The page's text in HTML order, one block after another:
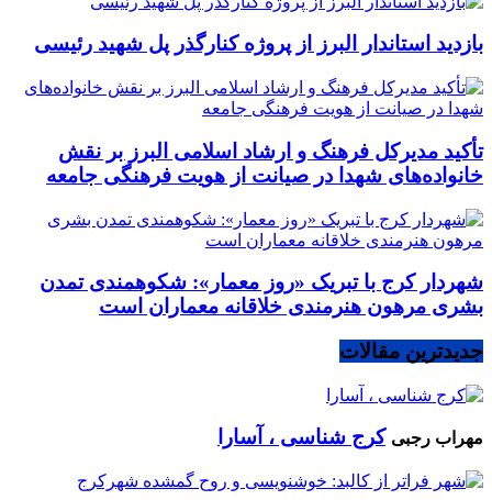
بازدید استاندار البرز از پروژه کنارگذر پل شهید رئیسی
تأکید مدیرکل فرهنگ و ارشاد اسلامی البرز بر نقش
خانواده‌های شهدا در صیانت از هویت فرهنگی جامعه
شهردار کرج با تبریک «روز معمار»: شکوهمندی تمدن
بشری مرهون هنرمندی خلاقانه معماران است
جدیدترین مقالات
مهراب رجبی کرج شناسی ، آسارا